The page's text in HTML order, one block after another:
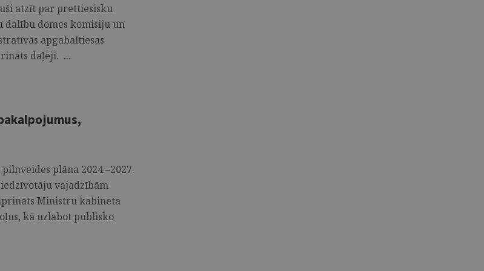
atzīt par prettiesisku
dalību domes komisiju un
apgabaltiesas
daļēji. ...
plāna 2024.–2027.
vajadzībām
Ministru kabineta
kā uzlabot publisko